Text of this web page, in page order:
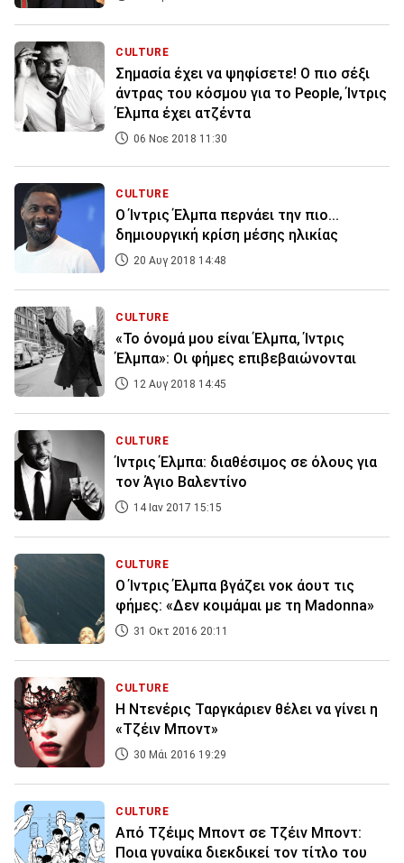
CULTURE
Σημασία έχει να ψηφίσετε! Ο πιο σέξι
άντρας του κόσμου για το People, Ίντρις
Έλμπα έχει ατζέντα
06 Νοε 2018 11:30
CULTURE
Ο Ίντρις Έλμπα περνάει την πιο...
δημιουργική κρίση μέσης ηλικίας
20 Αυγ 2018 14:48
CULTURE
«Το όνομά μου είναι Έλμπα, Ίντρις
Έλμπα»: Οι φήμες επιβεβαιώνονται
12 Αυγ 2018 14:45
CULTURE
Ίντρις Έλμπα: διαθέσιμος σε όλους για
τον Άγιο Βαλεντίνο
14 Ιαν 2017 15:15
CULTURE
O Ίντρις Έλμπα βγάζει νοκ άουτ τις
φήμες: «Δεν κοιμάμαι με τη Madonna»
31 Οκτ 2016 20:11
CULTURE
Η Ντενέρις Ταργκάριεν θέλει να γίνει η
«Τζέιν Μποντ»
30 Μάι 2016 19:29
CULTURE
Aπό Τζέιμς Μποντ σε Τζέιν Μποντ:
Ποια γυναίκα διεκδικεί τον τίτλο του